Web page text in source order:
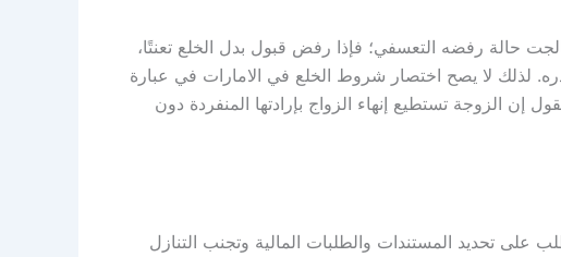
أن التعريف يبدأ بموافقة الزوج، فإن المادة 66 عالجت حالة رفضه التعسفي؛ فإذا رفض قبول بدل الخلع تعنتًا،
لذلك لا يصح اختصار شروط الخلع في الامارات في عبارة
الزوجة تستطيع إنهاء الزواج بإرادتها المنفردة دون
تحديد المستندات والطلبات المالية وتجنب التنازل